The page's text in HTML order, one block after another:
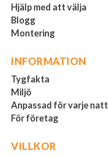
Hjälp med att välja
Blogg
Montering
INFORMATION
Tygfakta
Miljö
Anpassad för varje natt
För företag
VILLKOR